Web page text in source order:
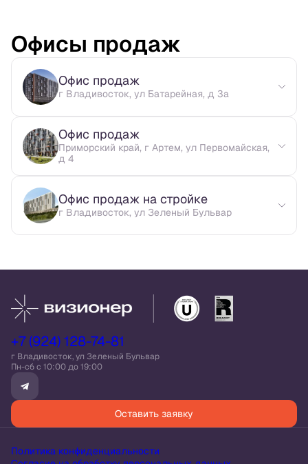
Офисы продаж
Офис продаж
г Владивосток, ул Батарейная, д 3а
Офис продаж
Приморский край, г Артем, ул Первомайская,
д 4
Офис продаж на стройке
г Владивосток, ул Зеленый Бульвар
+7 (924) 128-74-81
г Владивосток, ул Зеленый Бульвар
Пн-сб c 10:00 до 19:00
Оставить заявку
Политика конфиденциальности